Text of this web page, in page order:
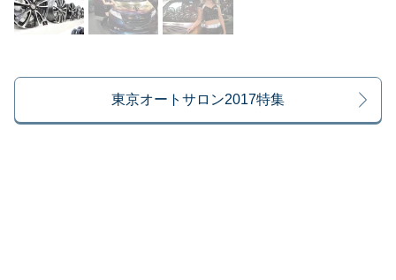
東京オートサロン2017特集